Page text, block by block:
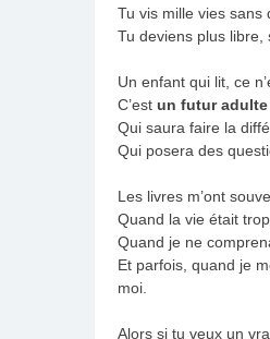
Tu vis mille vies sans
Tu deviens plus libre,
Un enfant qui lit, ce
C’est un futur
Qui saura faire la
Qui posera des
Les livres m’ont
Quand la vie était
Quand je ne
Et parfois, quand je
moi.
Alors si tu veux un